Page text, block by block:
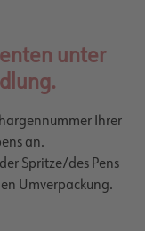
unter
Ihrer
an.
Spritze/des Pens
Umverpackung.